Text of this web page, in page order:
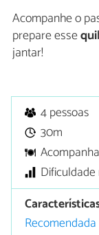
Acompanhe o
prepare esse
jantar!
4 pessoas
30m